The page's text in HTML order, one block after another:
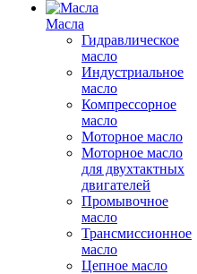
Масла
Гидравлическое
масло
Индустриальное
масло
Компрессорное
масло
Моторное масло
Моторное масло
для двухтактных
двигателей
Промывочное
масло
Трансмиссионное
масло
Цепное масло